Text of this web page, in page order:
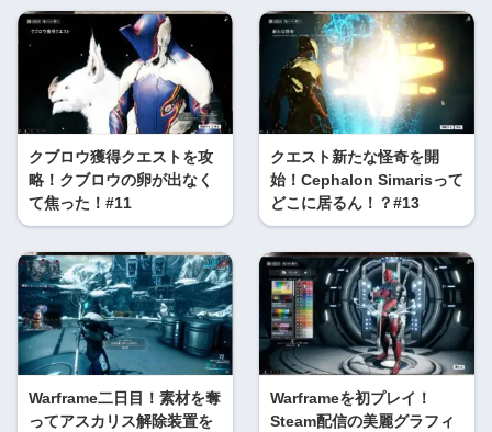
クブロウ獲得クエストを攻
略！クブロウの卵が出なく
て焦った！#11
クエスト新たな怪奇を開
始！Cephalon Simarisって
どこに居るん！？#13
Warframe二日目！素材を奪
ってアスカリス解除装置を
Warframeを初プレイ！
Steam配信の美麗グラフィ